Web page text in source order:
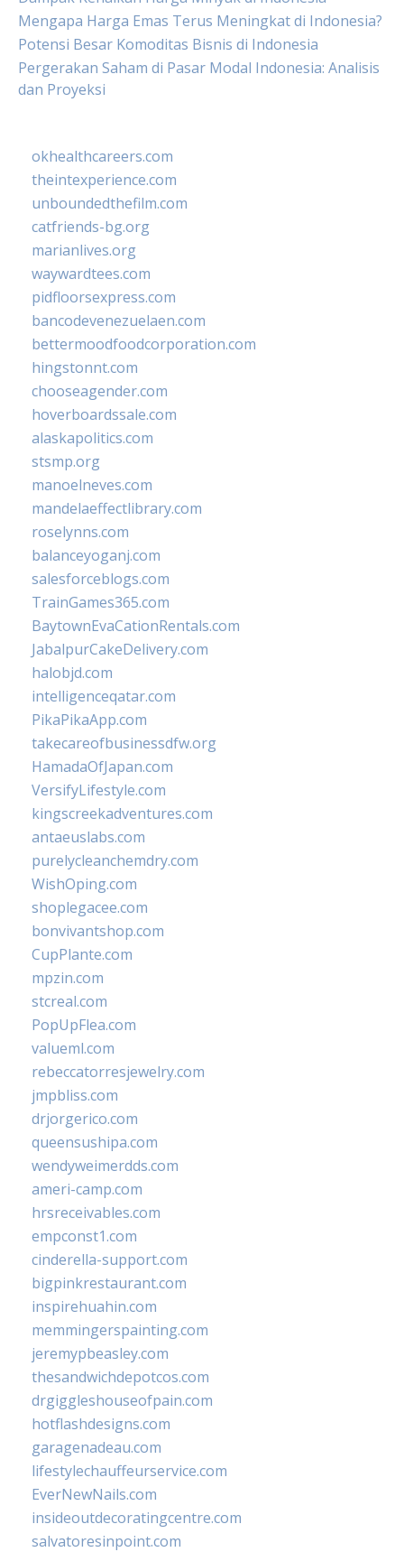
Mengapa Harga Emas Terus Meningkat di Indonesia?
Potensi Besar Komoditas Bisnis di Indonesia
Pergerakan Saham di Pasar Modal Indonesia: Analisis
dan Proyeksi
okhealthcareers.com
theintexperience.com
unboundedthefilm.com
catfriends-bg.org
marianlives.org
waywardtees.com
pidfloorsexpress.com
bancodevenezuelaen.com
bettermoodfoodcorporation.com
hingstonnt.com
chooseagender.com
hoverboardssale.com
alaskapolitics.com
stsmp.org
manoelneves.com
mandelaeffectlibrary.com
roselynns.com
balanceyoganj.com
salesforceblogs.com
TrainGames365.com
BaytownEvaCationRentals.com
JabalpurCakeDelivery.com
halobjd.com
intelligenceqatar.com
PikaPikaApp.com
takecareofbusinessdfw.org
HamadaOfJapan.com
VersifyLifestyle.com
kingscreekadventures.com
antaeuslabs.com
purelycleanchemdry.com
WishOping.com
shoplegacee.com
bonvivantshop.com
CupPlante.com
mpzin.com
stcreal.com
PopUpFlea.com
valueml.com
rebeccatorresjewelry.com
jmpbliss.com
drjorgerico.com
queensushipa.com
wendyweimerdds.com
ameri-camp.com
hrsreceivables.com
empconst1.com
cinderella-support.com
bigpinkrestaurant.com
inspirehuahin.com
memmingerspainting.com
jeremypbeasley.com
thesandwichdepotcos.com
drgiggleshouseofpain.com
hotflashdesigns.com
garagenadeau.com
lifestylechauffeurservice.com
EverNewNails.com
insideoutdecoratingcentre.com
salvatoresinpoint.com